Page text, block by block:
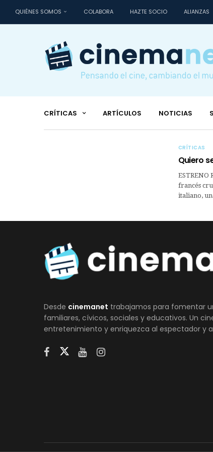
QUIÉNES SOMOS COLABORA HAZTE SOCIO ALIANZAS
CRÍTICAS ARTÍCULOS NOTICIAS
CRÍTICAS
Quiero
ESTRENO
francés
italiano,
Desde cinemanet trabajamos para fomentar
familiares, cívicos, sociales y educativos. Un
entretenimiento y enriquezca al espectador y